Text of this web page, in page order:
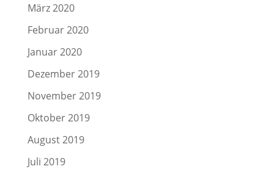
März 2020
Februar 2020
Januar 2020
Dezember 2019
November 2019
Oktober 2019
August 2019
Juli 2019